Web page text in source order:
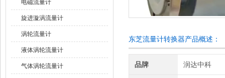
电磁流量计
旋进漩涡流量计
涡轮流量计
液体涡轮流量计
气体涡轮流量计
东芝流量计转换器产品概述：
品牌 润达中科